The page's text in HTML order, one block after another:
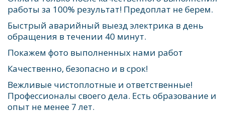
работы за 100% результат! Предоплат не берем.
Быстрый аварийный выезд электрика в день
обращения в течении 40 минут.
Покажем фото выполненных нами работ
Качественно, безопасно и в срок!
Вежливые чистоплотные и ответственные!
Профессионалы своего дела. Есть образование и
опыт не менее 7 лет.